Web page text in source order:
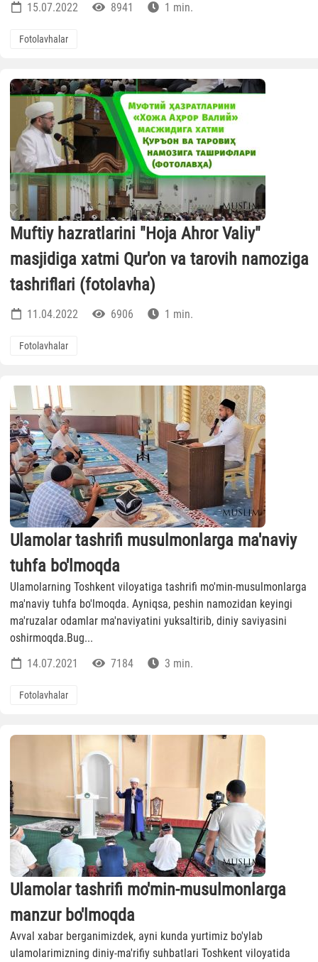
15.07.2022 8941 1 min.
Fotolavhalar
Muftiy hazratlarini "Hoja Ahror Valiy"
masjidiga xatmi Qur'on va tarovih namoziga
tashriflari (fotolavha)
11.04.2022 6906 1 min.
Fotolavhalar
Ulamolar tashrifi musulmonlarga ma'naviy
tuhfa bo'lmoqda
Ulamolarning Toshkent viloyatiga tashrifi mo'min-musulmonlarga
ma'naviy tuhfa bo'lmoqda. Ayniqsa, peshin namozidan keyingi
ma'ruzalar odamlar ma'naviyatini yuksaltirib, diniy saviyasini
oshirmoqda.Bug...
14.07.2021
7184 3 min.
Fotolavhalar
Ulamolar tashrifi mo'min-musulmonlarga
manzur bo'lmoqda
Avval xabar berganimizdek, ayni kunda yurtimiz bo'ylab
ulamolarimizning diniy-ma'rifiy suhbatlari Toshkent viloyatida